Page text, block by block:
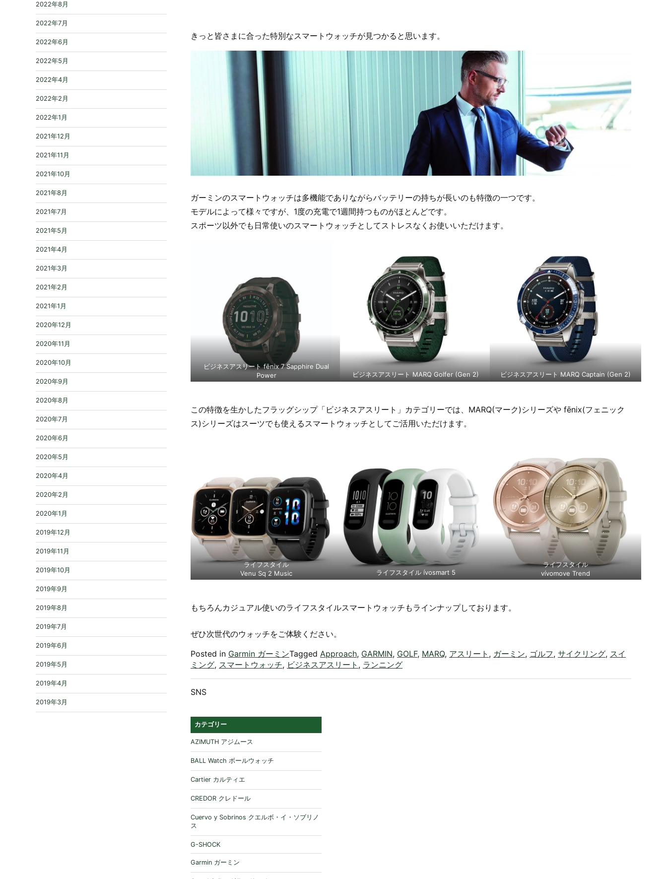
きっと皆さまに合った特別なスマートウォッチが見つかると思います。
ガーミンのスマートウォッチは多機能でありながらバッテリーの持ちが長いのも特徴の一つです。
モデルによって様々ですが、1度の充電で1週間持つものがほとんどです。
スポーツ以外でも日常使いのスマートウォッチとしてストレスなくお使いいただけます。
ビジネスアスリート fēnix 7 Sapphire Dual
Power
ビジネスアスリート MARQ Golfer (Gen 2) ビジネスアスリート MARQ Captain (Gen 2)
この特徴を生かしたフラッグシップ「ビジネスアスリート」カテゴリーでは、MARQ(マーク)シリーズや fēnix(フェニック
ス)シリーズはスーツでも使えるスマートウォッチとしてご活用いただけます。
ライフスタイル
Venu Sq 2 Music
ライフスタイル ívosmart 5
ライフスタイル
vívomove Trend
もちろんカジュアル使いのライフスタイルスマートウォッチもラインナップしております。
ぜひ次世代のウォッチをご体験ください。
Posted in Garmin ガーミンTagged Approach, GARMIN, GOLF, MARQ, アスリート , ガーミン, ゴルフ, サイクリング, スイ
ミング, スマートウォッチ, ビジネスアスリート , ランニング
SNS
2022年8月
2022年7月
2022年6月
2022年5月
2022年4月
2022年2月
2022年1月
2021年12月
2021年11月
2021年10月
2021年8月
2021年7月
2021年5月
2021年4月
2021年3月
2021年2月
2021年1月
2020年12月
2020年11月
2020年10月
2020年9月
2020年8月
2020年7月
2020年6月
2020年5月
2020年4月
2020年2月
2020年1月
2019年12月
2019年11月
2019年10月
2019年9月
2019年8月
2019年7月
2019年6月
2019年5月
2019年4月
2019年3月
カテゴリー
AZIMUTH アジムース
BALL Watch ボールウォッチ
Cartier カルティエ
CREDOR クレドール
Cuervo y Sobrinos クエルボ・イ・ソブリノ
ス
G-SHOCK
Garmin ガーミン